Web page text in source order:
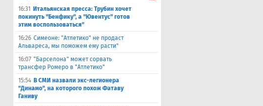
16:31
Итальянская пресса: Трубин хочет
покинуть "Бенфику", а "Ювентус" готов
этим воспользоваться"
16:26 Симеоне: "Атлетико" не продаст
Альвареса, мы поможем ему расти"
16:07 "Барселона" может сорвать
трансфер Ромеро в "Атлетико"
15:54 В СМИ назвали экс-легионера
"Динамо", на которого похож Фатаву
Ганиву